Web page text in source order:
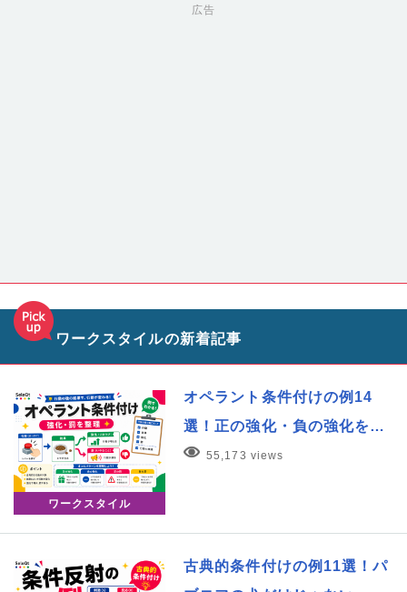
広告
ワークスタイルの新着記事
ワークスタイル
オペラント条件付けの例14
選！正の強化・負の強化を…
55,173 views
古典的条件付けの例11選！パ